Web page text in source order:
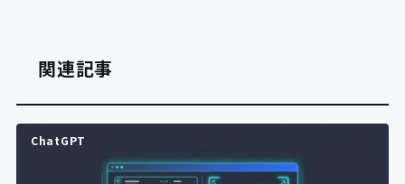
関連記事
ChatGPT